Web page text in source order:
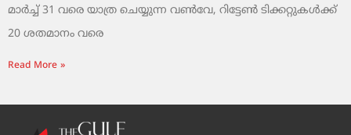
മാർച്ച് 31 വരെ യാത്ര ചെയ്യുന്ന വൺവേ, റിട്ടേൺ ടിക്കറ്റുകൾക്ക്
20 ശതമാനം വരെ
Read More »